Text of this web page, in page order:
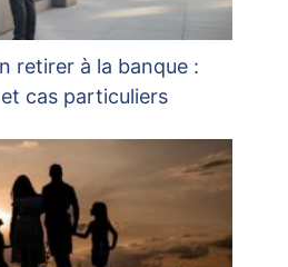
retirer à la banque :
cas particuliers